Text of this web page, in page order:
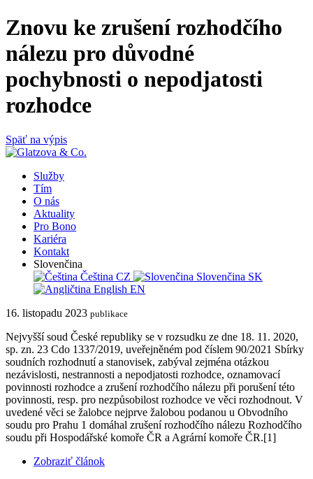
Znovu ke zrušení rozhodčího
nálezu pro důvodné
pochybnosti o nepodjatosti
rozhodce
Späť na výpis
Služby
Tím
O nás
Aktuality
Pro Bono
Kariéra
Kontakt
Slovenčina
Čeština CZ Slovenčina SK
English EN
16. listopadu 2023 publikace
Nejvyšší soud České republiky se v rozsudku ze dne 18. 11. 2020,
sp. zn. 23 Cdo 1337/2019, uveřejněném pod číslem 90/2021 Sbírky
soudních rozhodnutí a stanovisek, zabýval zejména otázkou
nezávislosti, nestrannosti a nepodjatosti rozhodce, oznamovací
povinnosti rozhodce a zrušení rozhodčího nálezu při porušení této
povinnosti, resp. pro nezpůsobilost rozhodce ve věci rozhodnout. V
uvedené věci se žalobce nejprve žalobou podanou u Obvodního
soudu pro Prahu 1 domáhal zrušení rozhodčího nálezu Rozhodčího
soudu při Hospodářské komoře ČR a Agrární komoře ČR.[1]
Zobraziť článok